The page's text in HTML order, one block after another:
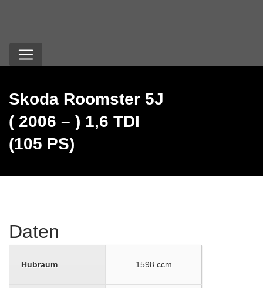
Skoda Roomster 5J
( 2006 – ) 1,6 TDI
(105 PS)
Daten
Hubraum 1598 ccm